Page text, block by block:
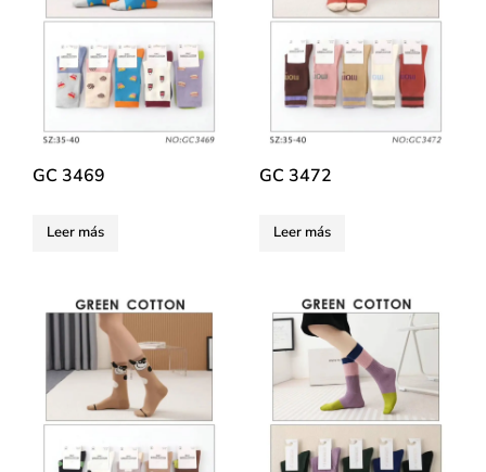
GC 3469
Leer más
GC 3472
Leer más